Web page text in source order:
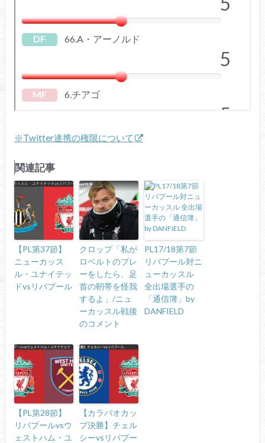
※Twitter連携の権限について
関連記事
【PL第37節】
ニューカッス
ル・ユナイテッ
ドvsリバプール
クロップ「私が
ロベルトのプレ
ーをしたら、足
首の靭帯を怪我
するよ」/ニュ
ーカッスル戦後
のコメント
PL17/18第7節
リバプール対ニ
ューカッスル
全出場選手の
「通信簿」by
DANFIELD
【PL第28節】
リバプールvsウ
ェストハム・ユ
【カラバオカッ
プ決勝】チェル
シーvsリバプー